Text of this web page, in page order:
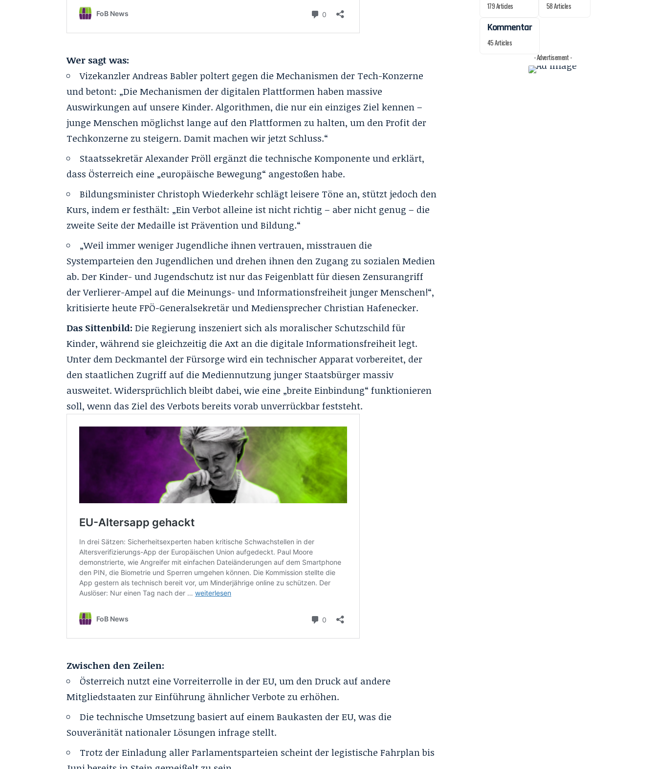
Wer sagt was:
Vizekanzler Andreas Babler poltert gegen die Mechanismen der Tech-Konzerne
und betont: „Die Mechanismen der digitalen Plattformen haben massive
Auswirkungen auf unsere Kinder. Algorithmen, die nur ein einziges Ziel kennen –
junge Menschen möglichst lange auf den Plattformen zu halten, um den Profit der
Techkonzerne zu steigern. Damit machen wir jetzt Schluss.“
Staatssekretär Alexander Pröll ergänzt die technische Komponente und erklärt,
dass Österreich eine „europäische Bewegung“ angestoßen habe.
Bildungsminister Christoph Wiederkehr schlägt leisere Töne an, stützt jedoch den
Kurs, indem er festhält: „Ein Verbot alleine ist nicht richtig – aber nicht genug – die
zweite Seite der Medaille ist Prävention und Bildung.“
„Weil immer weniger Jugendliche ihnen vertrauen, misstrauen die
Systemparteien den Jugendlichen und drehen ihnen den Zugang zu sozialen Medien
ab. Der Kinder- und Jugendschutz ist nur das Feigenblatt für diesen Zensurangriff
der Verlierer-Ampel auf die Meinungs- und Informationsfreiheit junger Menschen!“,
kritisierte heute FPÖ-Generalsekretär und Mediensprecher Christian Hafenecker.
Das Sittenbild: Die Regierung inszeniert sich als moralischer Schutzschild für
Kinder, während sie gleichzeitig die Axt an die digitale Informationsfreiheit legt.
Unter dem Deckmantel der Fürsorge wird ein technischer Apparat vorbereitet, der
den staatlichen Zugriff auf die Mediennutzung junger Staatsbürger massiv
ausweitet. Widersprüchlich bleibt dabei, wie eine „breite Einbindung“ funktionieren
soll, wenn das Ziel des Verbots bereits vorab unverrückbar feststeht.
Zwischen den Zeilen:
Österreich nutzt eine Vorreiterrolle in der EU, um den Druck auf andere
Mitgliedstaaten zur Einführung ähnlicher Verbote zu erhöhen.
Die technische Umsetzung basiert auf einem Baukasten der EU, was die
Souveränität nationaler Lösungen infrage stellt.
Trotz der Einladung aller Parlamentsparteien scheint der legistische Fahrplan bis
179 Articles 58 Articles
Kommentar
45 Articles
- Advertisement -